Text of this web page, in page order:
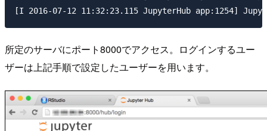
所定のサーバにポート8000でアクセス。ログインするユー
ザーは上記手順で設定したユーザーを用います。